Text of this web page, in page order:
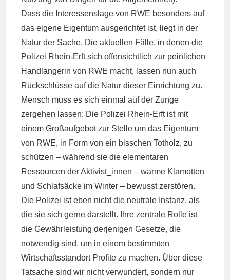
Dass die Interessenslage von RWE besonders auf
das eigene Eigentum ausgerichtet ist, liegt in der
Natur der Sache. Die aktuellen Fälle, in denen die
Polizei Rhein-Erft sich offensichtlich zur peinlichen
Handlangerin von RWE macht, lassen nun auch
Rückschlüsse auf die Natur dieser Einrichtung zu.
Mensch muss es sich einmal auf der Zunge
zergehen lassen: Die Polizei Rhein-Erft ist mit
einem Großaufgebot zur Stelle um das Eigentum
von RWE, in Form von ein bisschen Totholz, zu
schützen – während sie die elementaren
Ressourcen der Aktivist_innen – warme Klamotten
und Schlafsäcke im Winter – bewusst zerstören.
Die Polizei ist eben nicht die neutrale Instanz, als
die sie sich gerne darstellt. Ihre zentrale Rolle ist
die Gewährleistung derjenigen Gesetze, die
notwendig sind, um in einem bestimmten
Wirtschaftsstandort Profite zu machen. Über diese
Tatsache sind wir nicht verwundert, sondern nur